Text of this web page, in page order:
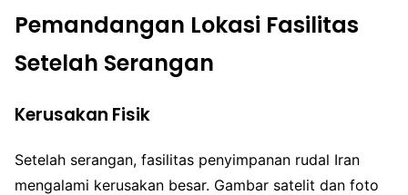
Pemandangan Lokasi Fasilitas
Setelah Serangan
Kerusakan Fisik
Setelah serangan, fasilitas penyimpanan rudal Iran
mengalami kerusakan besar. Gambar satelit dan foto